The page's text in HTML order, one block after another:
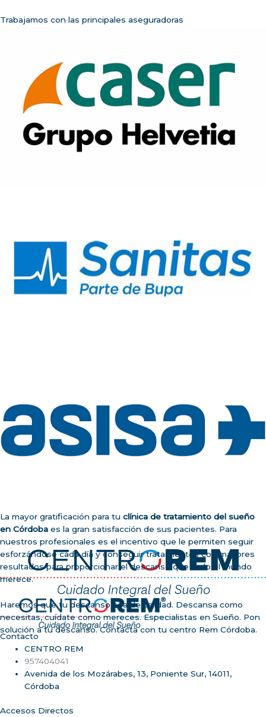
Trabajamos con las principales aseguradoras
La mayor gratificación para tu clínica de tratamiento del sueño
en Córdoba es la gran satisfacción de sus pacientes. Para
nuestros profesionales es el incentivo que le permiten seguir
esforzándose cada día y conseguir tratamientos con mayores
resultados para proporcionar el descanso que todo el mundo
merece.
Haremos que tu descanso sea de calidad. Descansa como
necesitas, cuídate como mereces. Especialistas en Sueño. Pon
solución a tu descanso. Contacta con tu centro Rem Córdoba.
Contacto
CENTRO REM
957404041
Avenida de los Mozárabes, 13, Poniente Sur, 14011,
Córdoba
Accesos Directos